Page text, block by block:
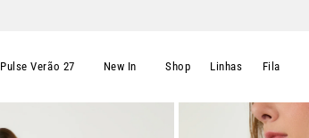
Pulse Verão 27 New In Shop Linhas Fila